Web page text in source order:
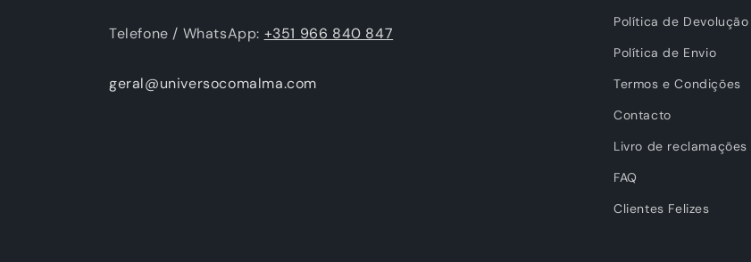
Telefone / WhatsApp: +351 966 840 847
geral@universocomalma.com
Política de
Política de Envio
Termos e Condições
Contacto
Livro de reclamações
FAQ
Clientes Felizes